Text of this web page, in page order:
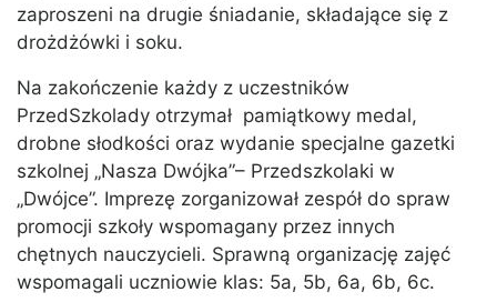
zaproszeni na drugie śniadanie, składające się z
drożdżówki i soku.
Na zakończenie każdy z uczestników
PrzedSzkolady otrzymał pamiątkowy medal,
drobne słodkości oraz wydanie specjalne gazetki
szkolnej „Nasza Dwójka”– Przedszkolaki w
„Dwójce”. Imprezę zorganizował zespół do spraw
promocji szkoły wspomagany przez innych
chętnych nauczycieli. Sprawną organizację zajęć
wspomagali uczniowie klas: 5a, 5b, 6a, 6b, 6c.